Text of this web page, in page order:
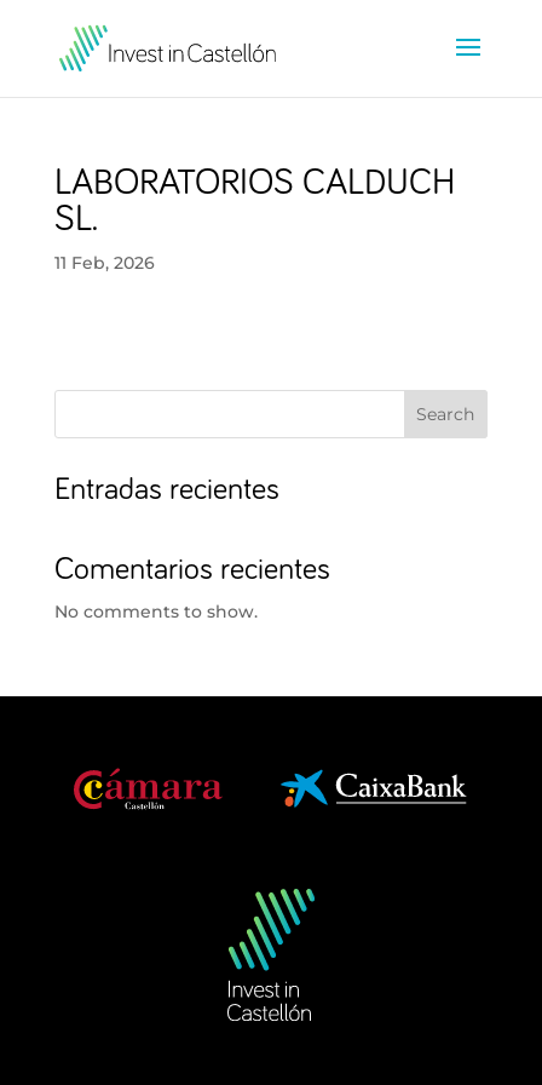
LABORATORIOS CALDUCH
SL.
11 Feb, 2026
Search
Entradas recientes
Comentarios recientes
No comments to show.